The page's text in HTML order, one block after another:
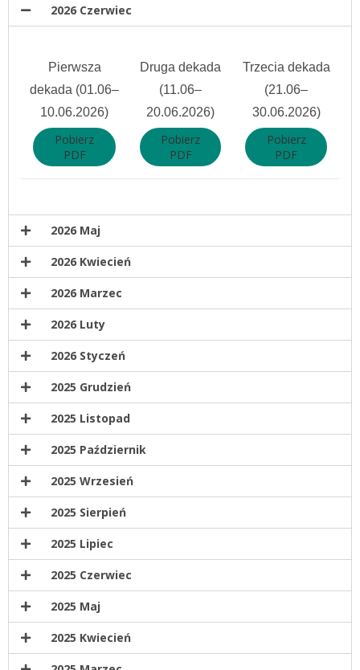
2026 Czerwiec
Pierwsza
dekada (01.06–
10.06.2026)
Pobierz
PDF
Druga dekada
(11.06–
20.06.2026)
Pobierz
PDF
Trzecia dekada
(21.06–
30.06.2026)
Pobierz
PDF
2026 Maj
2026 Kwiecień
2026 Marzec
2026 Luty
2026 Styczeń
2025 Grudzień
2025 Listopad
2025 Październik
2025 Wrzesień
2025 Sierpień
2025 Lipiec
2025 Czerwiec
2025 Maj
2025 Kwiecień